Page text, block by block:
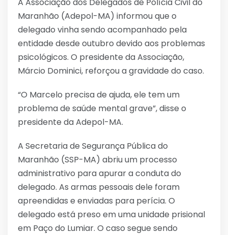
A Associação dos Delegados de Polícia Civil do
Maranhão (Adepol-MA) informou que o
delegado vinha sendo acompanhado pela
entidade desde outubro devido aos problemas
psicológicos. O presidente da Associação,
Márcio Dominici, reforçou a gravidade do caso.
“O Marcelo precisa de ajuda, ele tem um
problema de saúde mental grave”, disse o
presidente da Adepol-MA.
A Secretaria de Segurança Pública do
Maranhão (SSP-MA) abriu um processo
administrativo para apurar a conduta do
delegado. As armas pessoais dele foram
apreendidas e enviadas para perícia. O
delegado está preso em uma unidade prisional
em Paço do Lumiar. O caso segue sendo